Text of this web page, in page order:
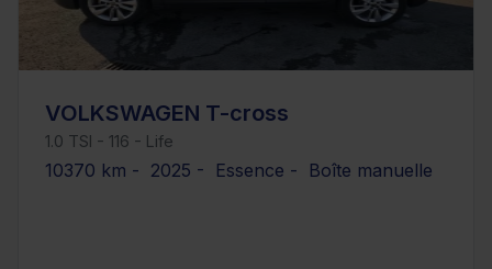
VOLKSWAGEN T-cross
1.0 TSI - 116 - Life
10370 km - 2025 - Essence - Boîte manuelle